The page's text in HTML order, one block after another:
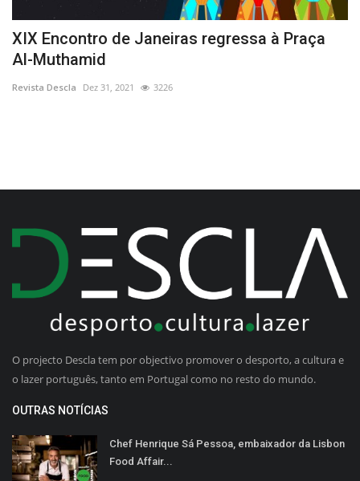
XIX Encontro de Janeiras regressa à Praça
Al-Muthamid
Revista Descla Dez 31, 2021 3226
O projecto Descla tem por objectivo promover o desporto, a cultura e
o lazer português, tanto em Portugal como no resto do mundo.
OUTRAS NOTÍCIAS
Chef Henrique Sá Pessoa, embaixador da Lisbon
Food Affair...